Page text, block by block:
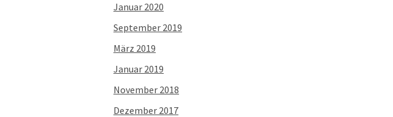
Januar 2020
September 2019
März 2019
Januar 2019
November 2018
Dezember 2017